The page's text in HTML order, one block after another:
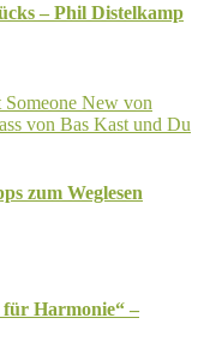
– Phil Distelkamp
zum Weglesen
Harmonie“ –